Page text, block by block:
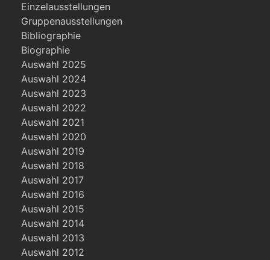
Einzelausstellungen
Gruppenausstellungen
Bibliographie
Biographie
Auswahl 2025
Auswahl 2024
Auswahl 2023
Auswahl 2022
Auswahl 2021
Auswahl 2020
Auswahl 2019
Auswahl 2018
Auswahl 2017
Auswahl 2016
Auswahl 2015
Auswahl 2014
Auswahl 2013
Auswahl 2012